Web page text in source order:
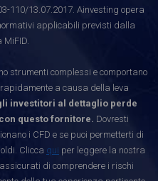
110/13.07.2017. Ainvesting opera
applicabili previsti dalla
MiFID.
strumenti complessi e comportano
a causa della leva
investitori al dettaglio perde
questo fornitore. Dovresti
i CFD e se puoi permetterti di
Clicca qui per leggere la nostra
di comprendere i rischi